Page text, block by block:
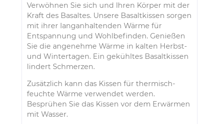
Verwöhnen Sie sich und Ihren Körper mit der
Kraft des Basaltes. Unsere Basaltkissen sorgen
mit ihrer langanhaltenden Wärme für
Entspannung und Wohlbefinden. Genießen
Sie die angenehme Wärme in kalten Herbst-
und Wintertagen. Ein gekühltes Basaltkissen
lindert Schmerzen.
Zusätzlich kann das Kissen für thermisch-
feuchte Wärme verwendet werden.
Besprühen Sie das Kissen vor dem Erwärmen
mit Wasser.